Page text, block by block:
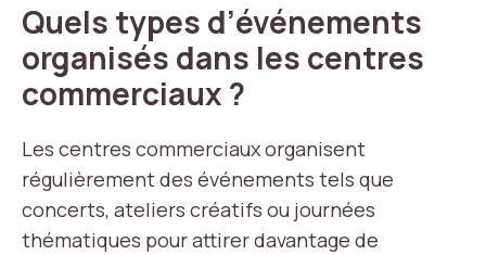
Quels types d’événements
organisés dans les centres
commerciaux ?
Les centres commerciaux organisent
régulièrement des événements tels que
concerts, ateliers créatifs ou journées
thématiques pour attirer davantage de